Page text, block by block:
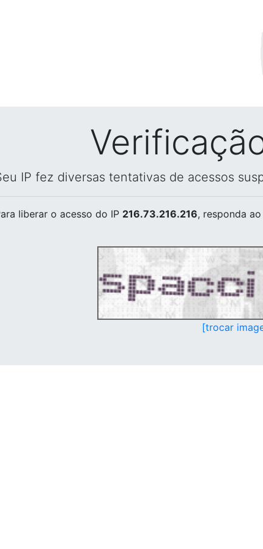
IP fez diversas tentativas de acessos
liberar o acesso do IP 216.73.216.216, responda
[trocar